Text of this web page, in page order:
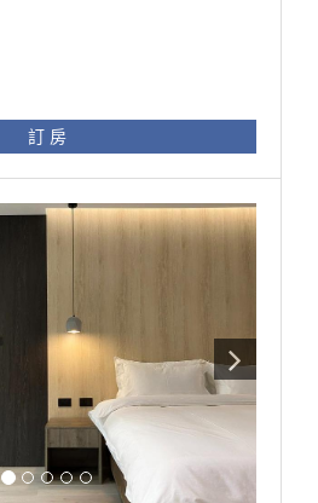
寬敞的雙客廳及廚房，
手間的設計，
同玩樂，也不失隱私。
雙人床，
，
怕皺摺！
一張寬敞的辦公桌
陽光的同時又不會刺眼！
遊時完美的落腳處！
訂 房